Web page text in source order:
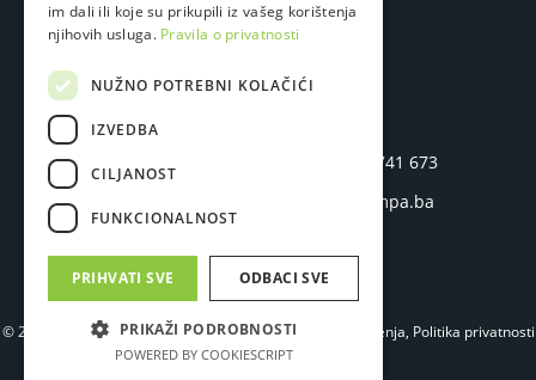
LAMPA STUDIO D.O.O.
Hasana Brkića 45
71 000 Sarajevo
+387 33 741 673
info@lampa.ba
© 2026. Lampa Studio. Sva prava zadržana.Uslovi korištenja, Politika privatnosti
iPolitika kolačića
im dali ili koje su prikupili iz vašeg korištenja
njihovih usluga. Pravila o privatnosti
NUŽNO POTREBNI KOLAČIĆI
IZVEDBA
CILJANOST
FUNKCIONALNOST
PRIHVATI SVE ODBACI SVE
PRIKAŽI PODROBNOSTI
POWERED BY COOKIESCRIPT